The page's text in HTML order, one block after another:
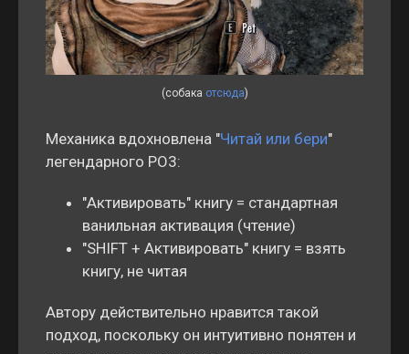
(собака отсюда)
Механика вдохновлена "Читай или бери"
легендарного PO3:
"Активировать" книгу = стандартная
ванильная активация (чтение)
"SHIFT + Активировать" книгу = взять
книгу, не читая
Автору действительно нравится такой
подход, поскольку он интуитивно понятен и